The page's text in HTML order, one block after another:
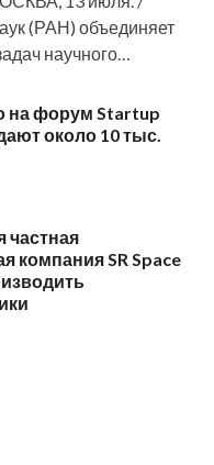
(РАН) объединяет
научного…
на форум Startup
около 10 тыс.
частная
компания SR Space